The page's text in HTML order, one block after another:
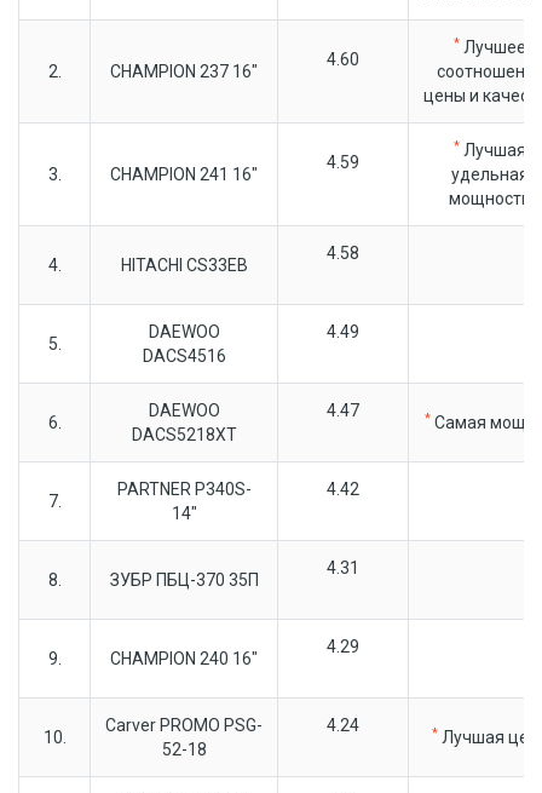
2. CHAMPION 237 16"
4.60
* Лучшее
цены и
3. CHAMPION 241 16"
4.59
* Лучшая
удельная
мощность
4. HITACHI CS33EВ
4.58
5.
DAEWOO
DACS4516
4.49
6.
DAEWOO
DACS5218XT
4.47 * Самая
7.
PARTNER Р340S-
14"
4.42
8. ЗУБР ПБЦ-370 35П
4.31
9. CHAMPION 240 16"
4.29
10.
Carver PROMO PSG-
52-18
4.24 * Лучшая